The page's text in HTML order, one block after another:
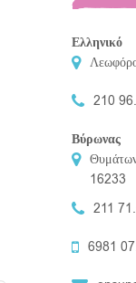
Ελληνικό
210
Βύρωνας
16233
211
6981